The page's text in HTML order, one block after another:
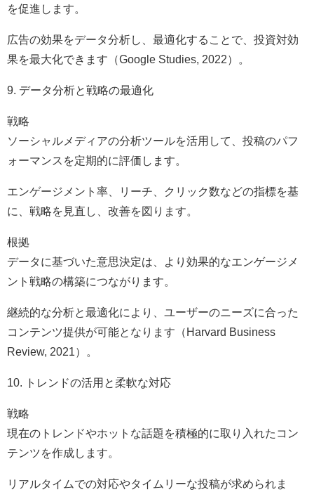
を促進します。
広告の効果をデータ分析し、最適化することで、投資対効
果を最大化できます（Google Studies, 2022）。
9. データ分析と戦略の最適化
戦略
ソーシャルメディアの分析ツールを活用して、投稿のパフ
ォーマンスを定期的に評価します。
エンゲージメント率、リーチ、クリック数などの指標を基
に、戦略を見直し、改善を図ります。
根拠
データに基づいた意思決定は、より効果的なエンゲージメ
ント戦略の構築につながります。
継続的な分析と最適化により、ユーザーのニーズに合った
コンテンツ提供が可能となります（Harvard Business
Review, 2021）。
10. トレンドの活用と柔軟な対応
戦略
現在のトレンドやホットな話題を積極的に取り入れたコン
テンツを作成します。
リアルタイムでの対応やタイムリーな投稿が求められま